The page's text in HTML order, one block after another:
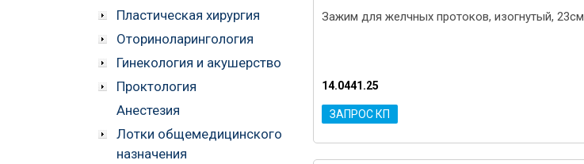
Пластическая хирургия
Оториноларингология
Гинекология и акушерство
Проктология
Анестезия
Лотки общемедицинского
назначения
Зажим для желчных протоков, изогнутый, 23см
14.0441.25
ЗАПРОС КП